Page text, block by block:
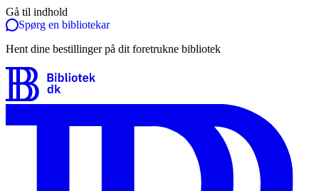
Gå til indhold
Spørg en bibliotekar
Hent dine bestillinger på dit foretrukne bibliotek